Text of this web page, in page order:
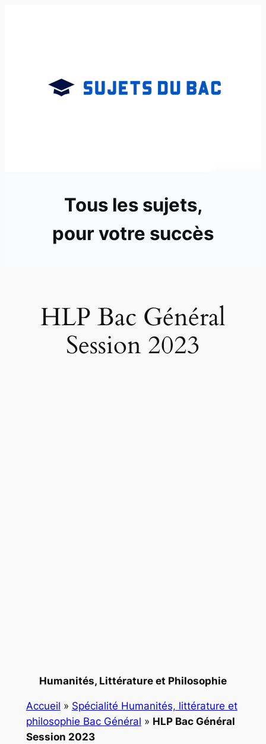
Tous les sujets,
pour votre succès
HLP Bac Général
Session 2023
Humanités, Littérature et Philosophie
Accueil » Spécialité Humanités, littérature et
philosophie Bac Général » HLP Bac Général
Session 2023